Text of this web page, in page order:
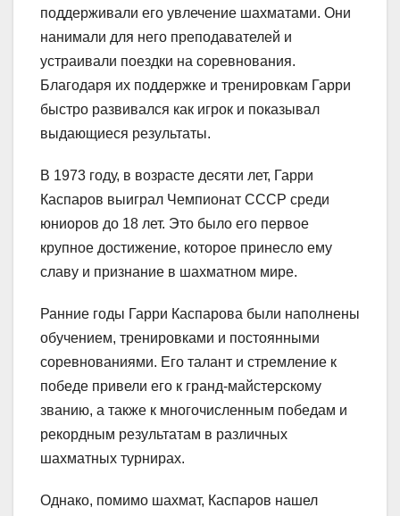
поддерживали его увлечение шахматами. Они
нанимали для него преподавателей и
устраивали поездки на соревнования.
Благодаря их поддержке и тренировкам Гарри
быстро развивался как игрок и показывал
выдающиеся результаты.
В 1973 году, в возрасте десяти лет, Гарри
Каспаров выиграл Чемпионат СССР среди
юниоров до 18 лет. Это было его первое
крупное достижение, которое принесло ему
славу и признание в шахматном мире.
Ранние годы Гарри Каспарова были наполнены
обучением, тренировками и постоянными
соревнованиями. Его талант и стремление к
победе привели его к гранд-майстерскому
званию, а также к многочисленным победам и
рекордным результатам в различных
шахматных турнирах.
Однако, помимо шахмат, Каспаров нашел